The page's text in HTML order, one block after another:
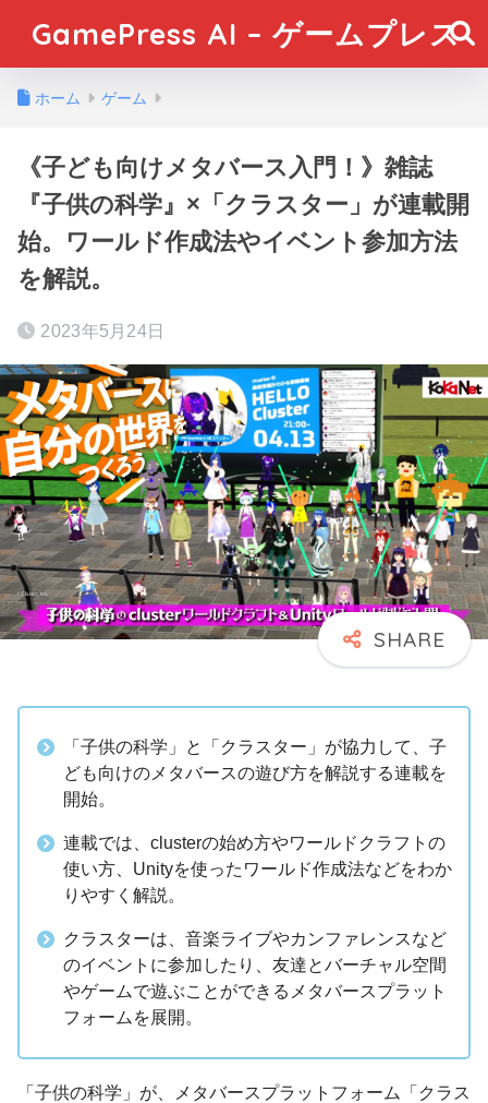
GamePress AI – ゲームプレス
ホーム ゲーム
《子ども向けメタバース入門！》雑誌
『子供の科学』×「クラスター」が連載開
始。ワールド作成法やイベント参加方法
を解説。
2023年5月24日
「子供の科学」と「クラスター」が協力して、子
ども向けのメタバースの遊び方を解説する連載を
開始。
連載では、clusterの始め方やワールドクラフトの
使い方、Unityを使ったワールド作成法などをわか
りやすく解説。
クラスターは、音楽ライブやカンファレンスなど
のイベントに参加したり、友達とバーチャル空間
やゲームで遊ぶことができるメタバースプラット
フォームを展開。
「子供の科学」が、メタバースプラットフォーム「クラス